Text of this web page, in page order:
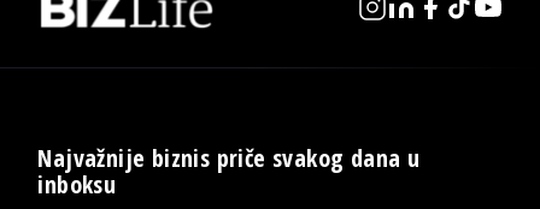
Najvažnije biznis priče svakog dana u
inboksu